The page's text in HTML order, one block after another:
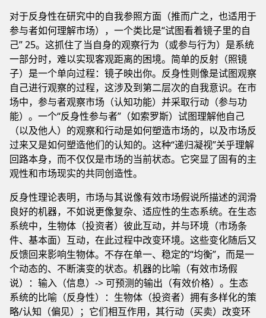
对于反身性在研究中的自我参照方面（推而广之，也适用于
参与者如何理解市场），一个类比是“试图看着镜子里的自
己” 25。这抓住了当自身的观察行为（或参与行为）是系统
一部分时，难以实现客观距离的困境。简单的反射（照镜
子）是一个单向过程：镜子映出你。反身性则像是试图观察
自己进行观察的过程，这涉及到第二层次的自我意识。在市
场中，参与者观察市场（认知功能）并采取行动（参与功
能）。一个“反身性参与者”（如索罗斯）试图理解他自己
（以及他人）的观察和行动是如何塑造市场的，以及市场反
过来又是如何塑造他们的认知的。这种“递归凝视”关乎理解
回路本身，而不仅仅是市场的当前状态。它突显了固有的主
观性和市场现实的共同创造性。
反身性理论表明，市场与其说像有效市场假说所描述的润滑
良好的机器，不如说更像复杂、适应性的生态系统。在生态
系统中，生物体（投资者）彼此互动，并与环境（市场条
件、基本面）互动，在此过程中改变环境。这些变化随后又
反馈回来影响生物体。不存在单一、稳定的“均衡”，而是一
个动态的、不断演变的状态。机器的比喻（有效市场假
说）：输入（信息）-> 可预测的输出（有效价格）。生态
系统的比喻（反身性）：生物体（投资者）拥有多样化的策
略/认知（偏见）；它们相互作用，其行动（买卖）改变环